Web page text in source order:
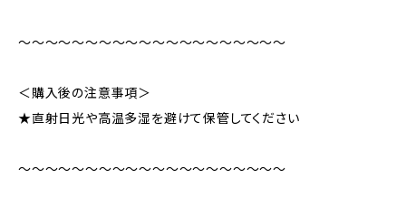
～～～～～～～～～～～～～～～～～～～～
＜購入後の注意事項＞
★直射日光や高温多湿を避けて保管してください
～～～～～～～～～～～～～～～～～～～～